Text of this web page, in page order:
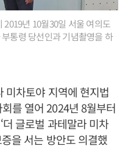
년 10월30일 서울 여의도
통령 당선인과 기념촬영을 하
미차토야 지역에 현지법
를 열어 2024년 8월부터
글로벌 과테말라 미차
을 서는 방안도 의결했